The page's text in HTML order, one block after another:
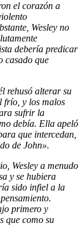
el corazón a
Wesley no
debería predicar
casado que
rehusó alterar su
frío, y los malos
sufrir la
debía. Ella apeló
que intercedan,
de John».
Wesley a menudo
y se hubiera
sido infiel a la
primero y
que como su